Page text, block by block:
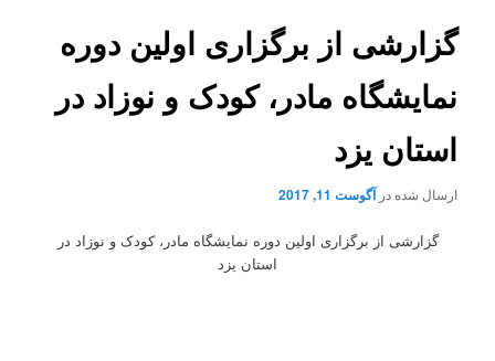
گزارشی از برگزاری اولین دوره
نمایشگاه مادر، کودک و نوزاد در
استان یزد
ارسال شده درآگوست 11, 2017
گزارشی از برگزاری اولین دوره نمایشگاه مادر، کودک و نوزاد در
استان یزد